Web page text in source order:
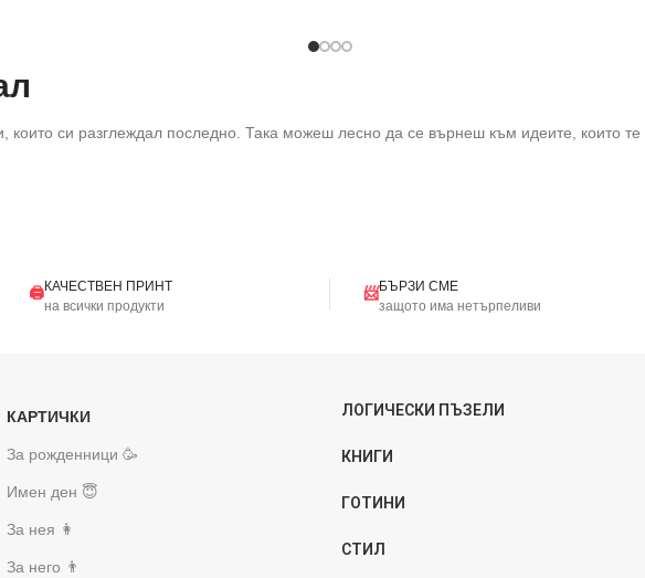
които си разглеждал последно. Така можеш лесно да се върнеш към идеите, които те
🖨️КАЧЕСТВЕН ПРИНТ
на всички продукти
📨БЪРЗИ СМЕ
защото има нетърпеливи
КАРТИЧКИ
За рожденници 🥳
Имен ден 😇
За нея 👩
За него 👨
ЛОГИЧЕСКИ ПЪЗЕЛИ
КНИГИ
ГОТИНИ
СТИЛ